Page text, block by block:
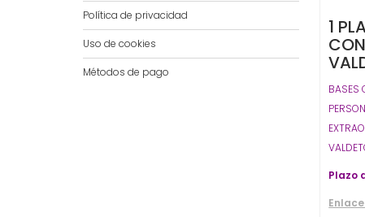
1
BASES
Plazo
Enlace
Política de privacidad
Uso de cookies
Métodos de pago